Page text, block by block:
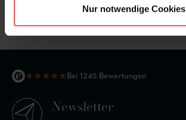
Nur notwendige Cookies
+49 (0)221 932 81 82
★★★★★Bei 1245 Bewertungen
Newsletter